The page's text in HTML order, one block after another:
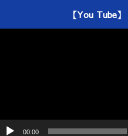
【You Tube】
00:00